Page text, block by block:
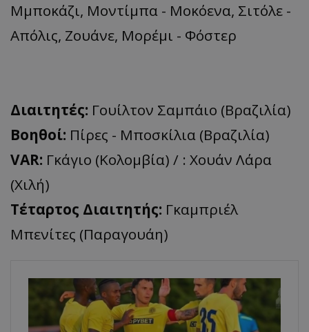
Μμποκάζι, Μοντίμπα - Μοκόενα, Σιτόλε -
Απόλις, Ζουάνε, Μορέμι - Φόστερ
Διαιτητές: Γουίλτον Σαμπάιο (Βραζιλία)
Bοηθοί: Πίρες - Μποσκίλια (Βραζιλία)
VAR: Γκάγιο (Κολομβία) / : Χουάν Λάρα
(Χιλή)
Τέταρτος Διαιτητής: Γκαμπριέλ
Μπενίτες (Παραγουάη)